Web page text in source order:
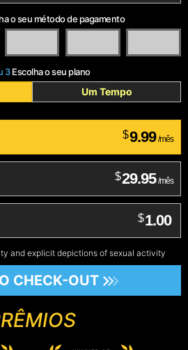
o seu método de pagamento
3Escolha o seu plano
Um Tempo
$9.99 /mês
$29.95 /mês
$1.00
and explicit depictions of sexual activity
CHECK-OUT